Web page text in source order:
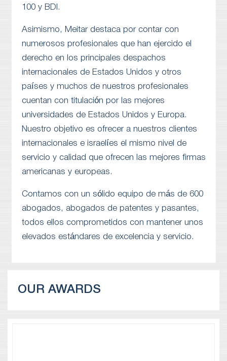
100 y BDI.
Asimismo, Meitar destaca por contar con
numerosos profesionales que han ejercido el
derecho en los principales despachos
internacionales de Estados Unidos y otros
países y muchos de nuestros profesionales
cuentan con titulación por las mejores
universidades de Estados Unidos y Europa.
Nuestro objetivo es ofrecer a nuestros clientes
internacionales e israelíes el mismo nivel de
servicio y calidad que ofrecen las mejores firmas
americanas y europeas.
Contamos con un sólido equipo de más de 600
abogados, abogados de patentes y pasantes,
todos ellos comprometidos con mantener unos
elevados estándares de excelencia y servicio.
OUR AWARDS